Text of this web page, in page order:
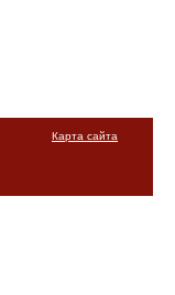
Карта сайта